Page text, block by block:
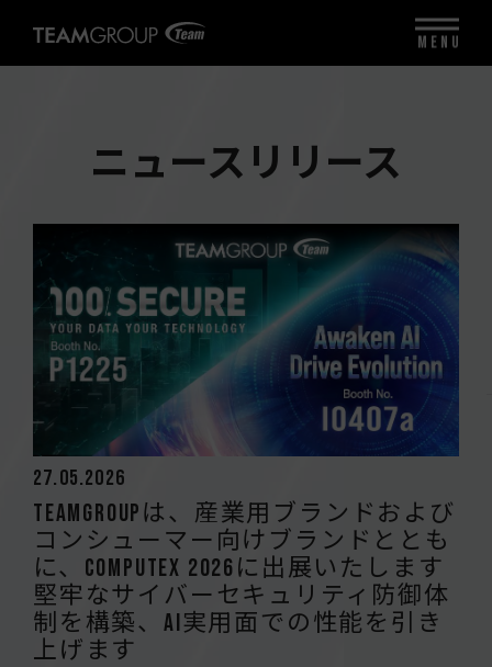
ニュースリリース
27.05.2026
TEAMGROUPは、産業用ブランドおよび
コンシューマー向けブランドととも
に、COMPUTEX 2026に出展いたします
堅牢なサイバーセキュリティ防御体
制を構築、AI実用面での性能を引き
上げます
MENU